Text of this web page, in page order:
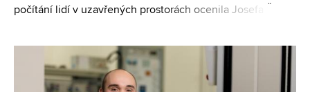
počítání lidí v uzavřených prostorách ocenila Josefa Šikulu
Fakulty elektrotechniky a komunikačních techn